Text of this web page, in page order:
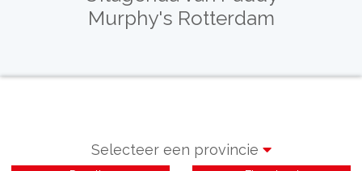
Murphy's Rotterdam
Selecteer een provincie